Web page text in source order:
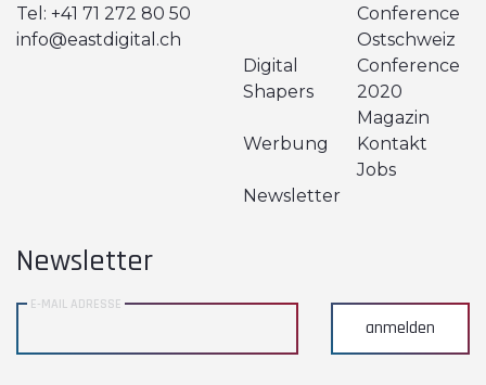
Tel: +41 71 272 80 50
info@eastdigital.ch
Conference
Ostschweiz
Digital
Shapers
Conference
2020
Werbung
Magazin
Kontakt
Newsletter
Jobs
Newsletter
E-MAIL ADRESSE
anmelden